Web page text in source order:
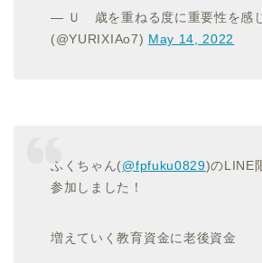
— Ｕ 歳を重ねる度に重要性を感じ
(@YURIXIAo7) May 14, 2022
ふくちゃん(@fpfuku0829)のLINE
参加しました！
増えていく教育資金に老後資金